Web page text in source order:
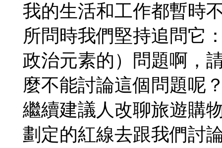
我的生活和工作都暫時
所問時我們堅持追問它
政治元素的）問題啊，
麼不能討論這個問題呢
繼續建議人改聊旅遊購
劃定的紅線去跟我們討